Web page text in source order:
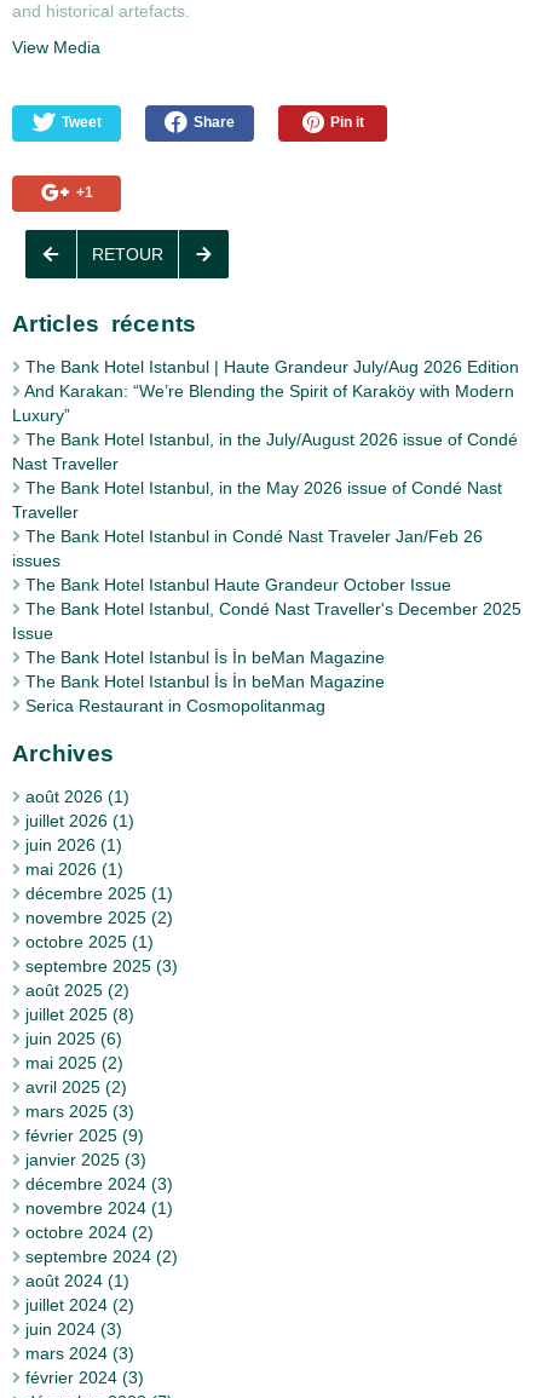
and historical artefacts.
View Media
Tweet Share Pin it
+1
RETOUR
Articles récents
The Bank Hotel Istanbul | Haute Grandeur July/Aug 2026 Edition
And Karakan: “We’re Blending the Spirit of Karaköy with Modern
Luxury”
The Bank Hotel Istanbul, in the July/August 2026 issue of Condé
Nast Traveller
The Bank Hotel Istanbul, in the May 2026 issue of Condé Nast
Traveller
The Bank Hotel Istanbul in Condé Nast Traveler Jan/Feb 26
issues
The Bank Hotel Istanbul Haute Grandeur October Issue
The Bank Hotel Istanbul, Condé Nast Traveller's December 2025
Issue
The Bank Hotel Istanbul İs İn beMan Magazine
The Bank Hotel Istanbul İs İn beMan Magazine
Serica Restaurant in Cosmopolitanmag
Archives
août 2026 (1)
juillet 2026 (1)
juin 2026 (1)
mai 2026 (1)
décembre 2025 (1)
novembre 2025 (2)
octobre 2025 (1)
septembre 2025 (3)
août 2025 (2)
juillet 2025 (8)
juin 2025 (6)
mai 2025 (2)
avril 2025 (2)
mars 2025 (3)
février 2025 (9)
janvier 2025 (3)
décembre 2024 (3)
novembre 2024 (1)
octobre 2024 (2)
septembre 2024 (2)
août 2024 (1)
juillet 2024 (2)
juin 2024 (3)
mars 2024 (3)
février 2024 (3)